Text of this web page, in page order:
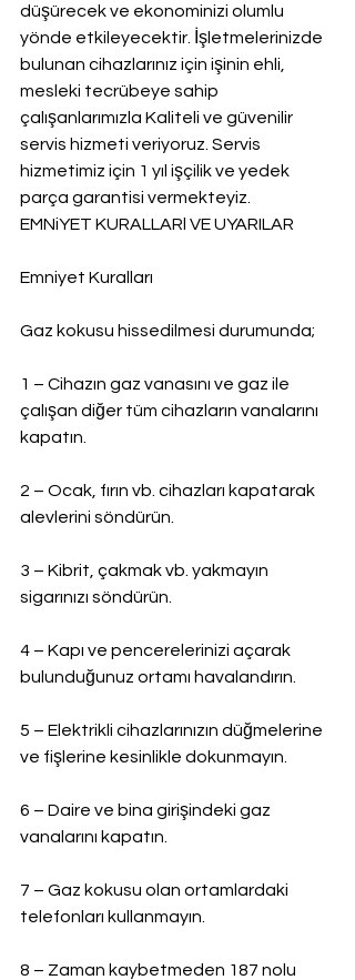
düşürecek ve ekonominizi olumlu
yönde etkileyecektir. İşletmelerinizde
bulunan cihazlarınız için işinin ehli,
mesleki tecrübeye sahip
çalışanlarımızla Kaliteli ve güvenilir
servis hizmeti veriyoruz. Servis
hizmetimiz için 1 yıl işçilik ve yedek
parça garantisi vermekteyiz.
EMNiYET KURALLARl VE UYARILAR
Emniyet Kuralları
Gaz kokusu hissedilmesi durumunda;
1 – Cihazın gaz vanasını ve gaz ile
çalışan diğer tüm cihazların vanalarını
kapatın.
2 – Ocak, fırın vb. cihazları kapatarak
alevlerini söndürün.
3 – Kibrit, çakmak vb. yakmayın
sigarınızı söndürün.
4 – Kapı ve pencerelerinizi açarak
bulunduğunuz ortamı havalandırın.
5 – Elektrikli cihazlarınızın düğmelerine
ve fişlerine kesinlikle dokunmayın.
6 – Daire ve bina girişindeki gaz
vanalarını kapatın.
7 – Gaz kokusu olan ortamlardaki
telefonları kullanmayın.
8 – Zaman kaybetmeden 187 nolu